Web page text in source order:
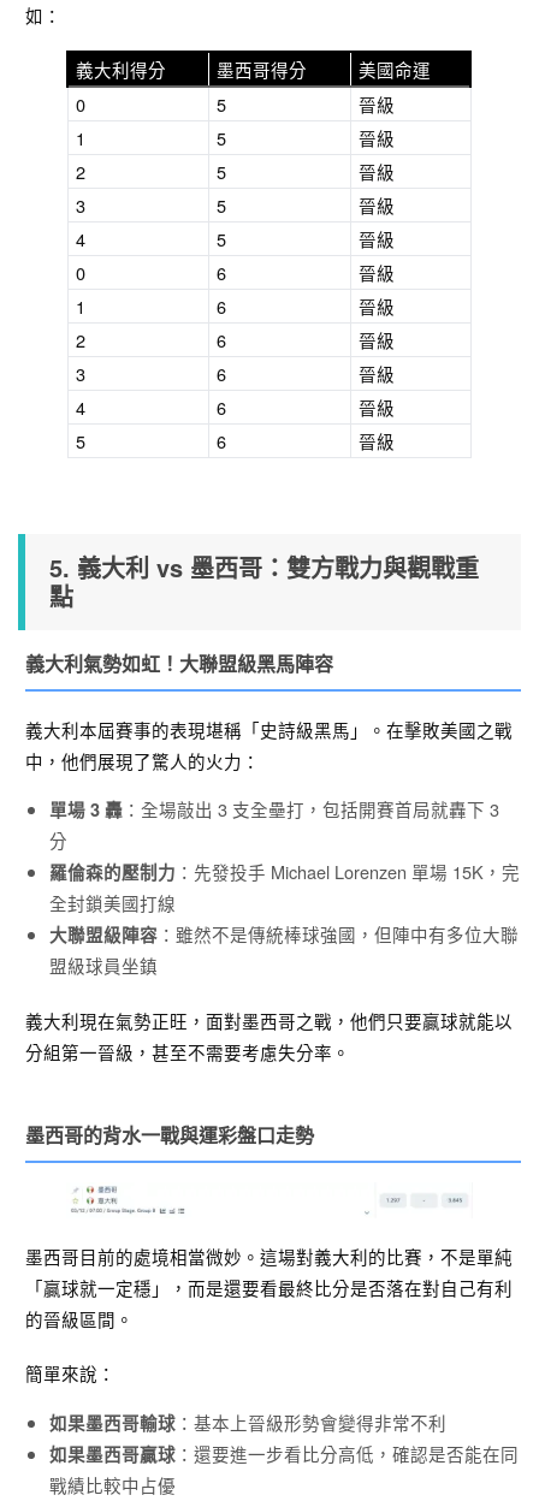
如：
義大利得分 墨西哥得分
美國命運
0
5
晉級
1
5
晉級
2
5
晉級
3
5
晉級
4
5
晉級
0
6
晉級
1
6
晉級
2
6
晉級
3
6
晉級
4
6
晉級
5
6 晉級
5. 義大利 vs 墨西哥：雙方戰力與觀戰重
點
義大利氣勢如虹！大聯盟級黑馬陣容
義大利本屆賽事的表現堪稱「史詩級黑馬」。在擊敗美國之戰
中，他們展現了驚人的火力：
單場 3 轟 ：全場敲出 3 支全壘打，包括開賽首局就轟下 3
分
羅倫森的壓制力 ：先發投手 Michael Lorenzen 單場 15K，完
全封鎖美國打線
大聯盟級陣容 ：雖然不是傳統棒球強國，但陣中有多位大聯
盟級球員坐鎮
義大利現在氣勢正旺，面對墨西哥之戰，他們只要贏球就能以
分組第一晉級，甚至不需要考慮失分率。
墨西哥的背水一戰與運彩盤口走勢
墨西哥目前的處境相當微妙。這場對義大利的比賽，不是單純
「贏球就一定穩」，而是還要看最終比分是否落在對自己有利
的晉級區間。
簡單來說：
如果墨西哥輸球 ：基本上晉級形勢會變得非常不利
如果墨西哥贏球 ：還要進一步看比分高低，確認是否能在同
戰績比較中占優